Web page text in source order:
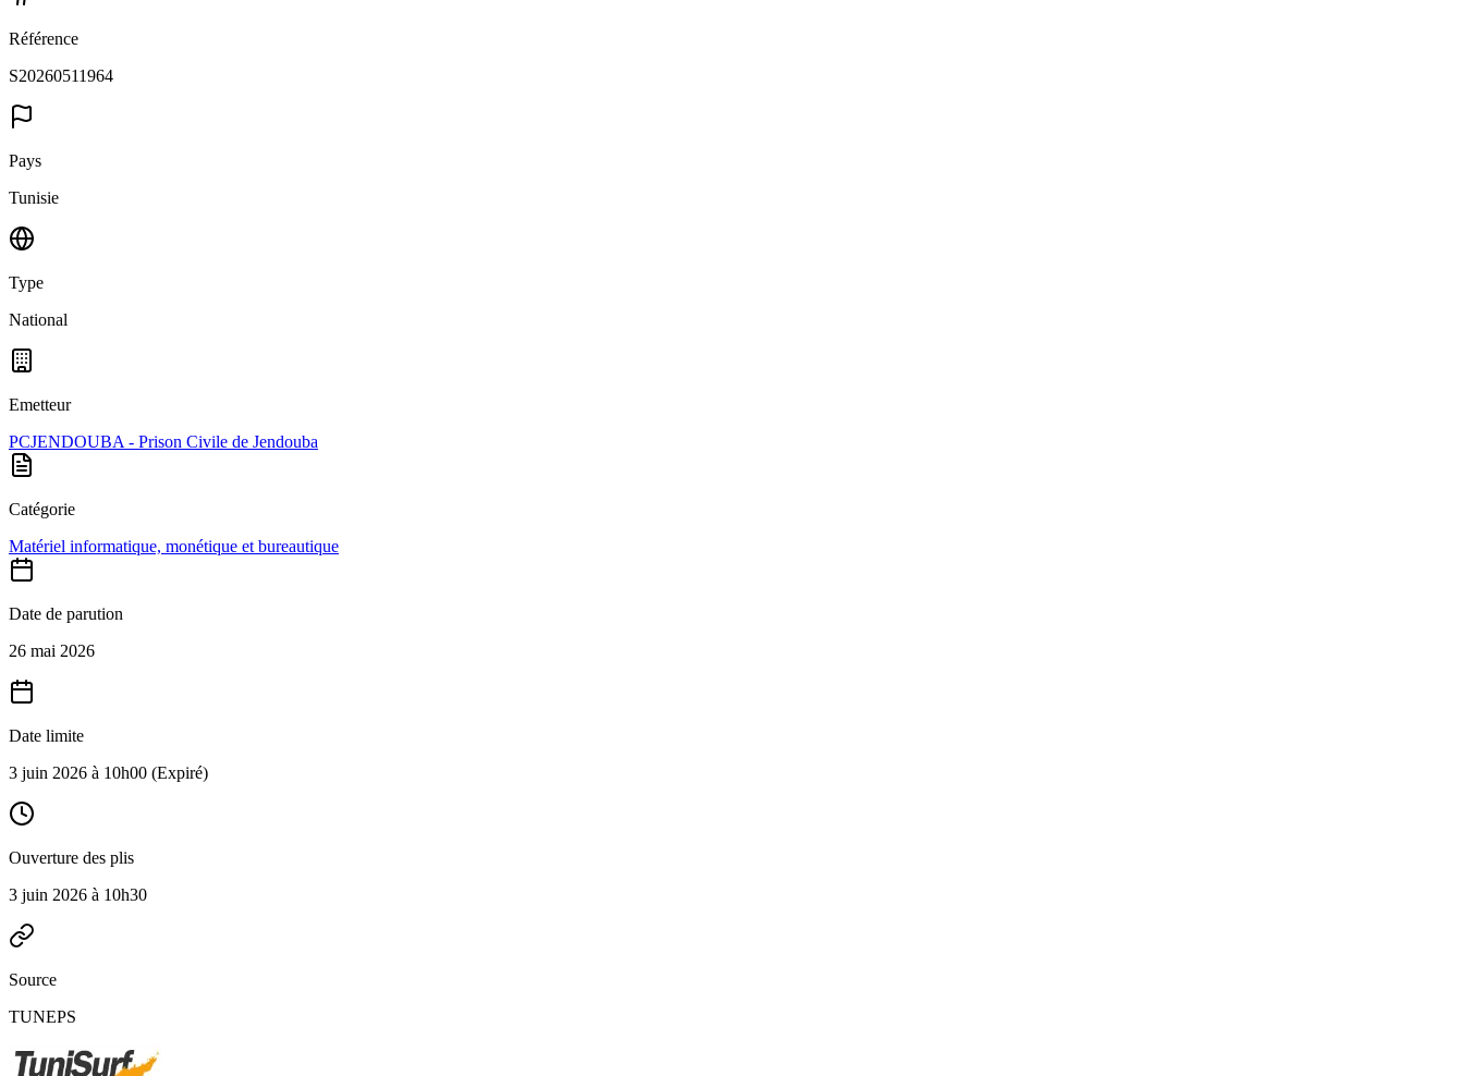
Référence
S20260511964
Pays
Tunisie
Type
National
Emetteur
PCJENDOUBA - Prison Civile de Jendouba
Catégorie
Matériel informatique, monétique et bureautique
Date de parution
26 mai 2026
Date limite
3 juin 2026 à 10h00 (Expiré)
Ouverture des plis
3 juin 2026 à 10h30
Source
TUNEPS